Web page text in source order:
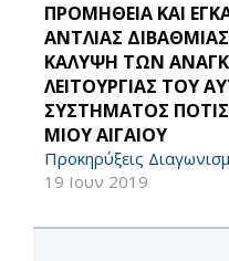
ΠΡΟΜΗΘΕΙΑ ΚΑΙ
ΑΝΤΛΙΑΣ
ΚΑΛΥΨΗ ΤΩΝ
ΛΕΙΤΟΥΡΓΙΑΣ ΤΟΥ
ΣΥΣΤΗΜΑΤΟΣ
ΜΙΟΥ ΑΙΓΑΙΟΥ
Προκηρύξεις
19 Ιουν 2019